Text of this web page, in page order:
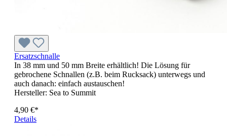
Ersatzschnalle
In 38 mm und 50 mm Breite erhältlich! Die Lösung für
gebrochene Schnallen (z.B. beim Rucksack) unterwegs und
auch danach: einfach austauschen!
Hersteller: Sea to Summit
4,90 €*
Details